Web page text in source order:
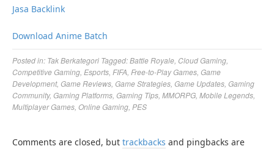
Jasa Backlink
Download Anime Batch
Posted in: Tak Berkategori Tagged:Battle Royale Cloud Gaming
Competitive Gaming Esports FIFA Free-to-Play Games Game
Development, Game Reviews Game Strategies Game Updates Gaming
Community, Gaming Platforms Gaming Tips MMORPG Mobile Legends
Multiplayer Games Online Gaming PES
Comments are closed, but trackbacks and pingbacks are